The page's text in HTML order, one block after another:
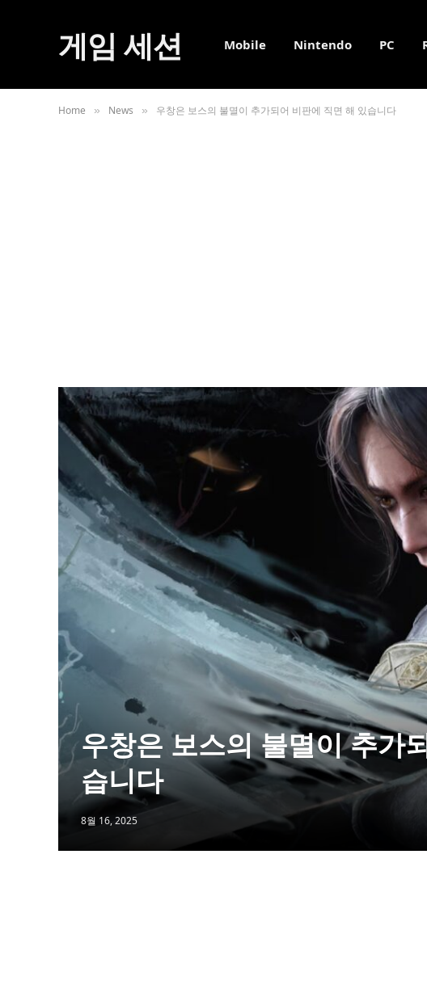
게임 세션 Mobile Nintendo PC
Home » News » 우창은 보스의 불멸이 추가되어 비판에 직면 해 있습니다
우창은 보스의 불멸이 추가
습니다
8월 16, 2025